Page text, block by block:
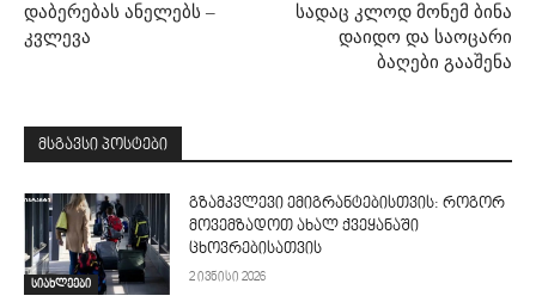
დაბერებას ანელებს –
კვლევა
სადაც კლოდ მონემ ბინა
დაიდო და საოცარი
ბაღები გააშენა
მსგავსი პოსტები
სიახლეები
გზამკვლევი ემიგრანტებისთვის: როგორ
მოვემზადოთ ახალ ქვეყანაში
ცხოვრებისათვის
2 ივნისი 2026